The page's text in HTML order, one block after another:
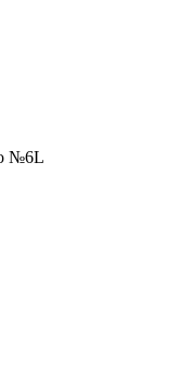
№6L